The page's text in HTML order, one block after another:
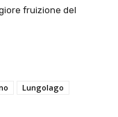
fruizione del
Lungolago